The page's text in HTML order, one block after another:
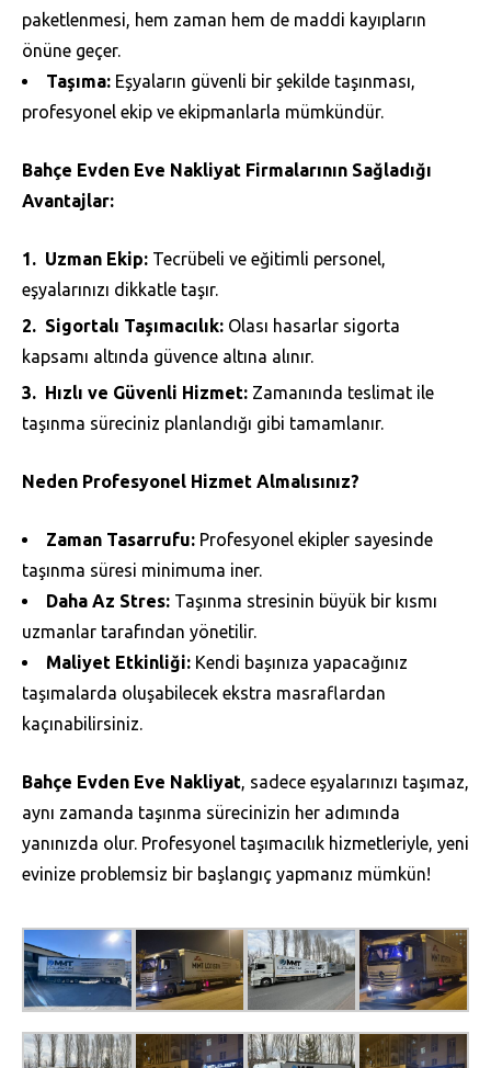
paketlenmesi, hem zaman hem de maddi kayıpların
önüne geçer.
Taşıma: Eşyaların güvenli bir şekilde taşınması,
profesyonel ekip ve ekipmanlarla mümkündür.
Bahçe Evden Eve Nakliyat Firmalarının Sağladığı
Avantajlar:
Uzman Ekip: Tecrübeli ve eğitimli personel,
eşyalarınızı dikkatle taşır.
Sigortalı Taşımacılık: Olası hasarlar sigorta
kapsamı altında güvence altına alınır.
Hızlı ve Güvenli Hizmet: Zamanında teslimat ile
taşınma süreciniz planlandığı gibi tamamlanır.
Neden Profesyonel Hizmet Almalısınız?
Zaman Tasarrufu: Profesyonel ekipler sayesinde
taşınma süresi minimuma iner.
Daha Az Stres: Taşınma stresinin büyük bir kısmı
uzmanlar tarafından yönetilir.
Maliyet Etkinliği: Kendi başınıza yapacağınız
taşımalarda oluşabilecek ekstra masraflardan
kaçınabilirsiniz.
Bahçe Evden Eve Nakliyat, sadece eşyalarınızı taşımaz,
aynı zamanda taşınma sürecinizin her adımında
yanınızda olur. Profesyonel taşımacılık hizmetleriyle, yeni
evinize problemsiz bir başlangıç yapmanız mümkün!